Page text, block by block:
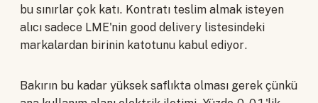
bu sınırlar çok katı. Kontratı teslim almak isteyen
alıcı sadece LME'nin good delivery listesindeki
markalardan birinin katotunu kabul ediyor.
Bakırın bu kadar yüksek saflıkta olması gerek çünkü